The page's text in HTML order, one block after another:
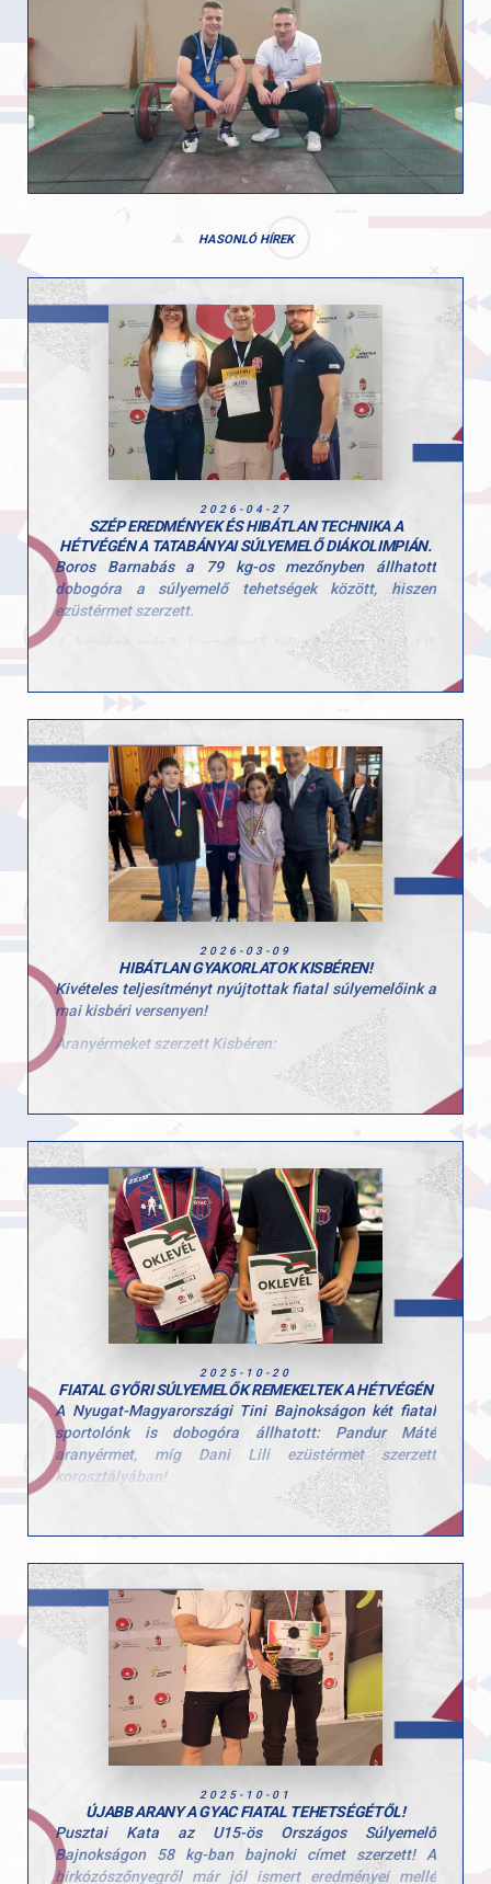
HASONLÓ HÍREK
2026-04-27
SZÉP EREDMÉNYEK ÉS HIBÁTLAN TECHNIKA A
HÉTVÉGÉN A TATABÁNYAI SÚLYEMELŐ DIÁKOLIMPIÁN.
Boros Barnabás a 79 kg-os mezőnyben állhatott
dobogóra a súlyemelő tehetségek között, hiszen
ezüstérmet szerzett.
A hétvége másik kiemelkedő teljesítménye Dani Lili
nevéhez fűződik, aki technikai kivitelezésben a lehető
legtöbbet hozta ki magából. 90/90 pont. Ez a maximum
Gratulálunk mindkettőjüknek a munkához és az elért
eredményekhez!
2026-03-09
HIBÁTLAN GYAKORLATOK KISBÉREN!
Kivételes teljesítményt nyújtottak fiatal súlyemelőink a
mai kisbéri versenyen!
Aranyérmeket szerzett Kisbéren:
- Pandur Petra (U10) – élete első versenyén máris
- Dani Lili (U12)
Mindhárom versenyző 270 pontos összetettet emelt a
bírói pontozás alapján, ami azt jelenti, hogy mind a 6
gyakorlatukra mind a 3 bírótól a maximális 5 pontot
A bírók kifogástalannak ítélték a végrehajtásukat, ennél
szebb visszajelzés nem is kell a befektetett munkáról.
2025-10-20
FIATAL GYŐRI SÚLYEMELŐK REMEKELTEK A HÉTVÉGÉN
A Nyugat-Magyarországi Tini Bajnokságon két fiatal
sportolónk is dobogóra állhatott: Pandur Máté
aranyérmet, míg Dani Lili ezüstérmet szerzett
korosztályában!
Mindketten az 5.a osztály tanulói, akik már most
megmutatták, hogy kitartással és szorgalommal nagy
Gratulálunk a szép teljesítményhez és az elért
sikerekhez!
2025-10-01
ÚJABB ARANY A GYAC FIATAL TEHETSÉGÉTŐL!
Pusztai Kata az U15-ös Országos Súlyemelő
Bajnokságon 58 kg-ban bajnoki címet szerzett! A
birkózószőnyegről már jól ismert eredményei mellé